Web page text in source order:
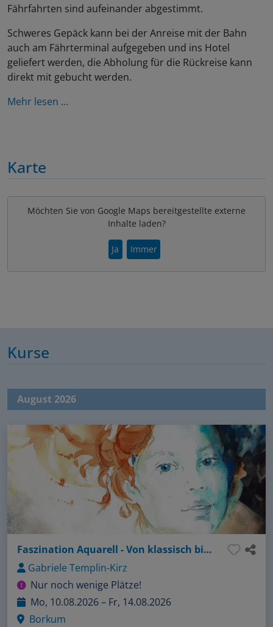
Fährfahrten sind aufeinander abgestimmt.
Schweres Gepäck kann bei der Anreise mit der Bahn
auch am Fährterminal aufgegeben und ins Hotel
geliefert werden, die Abholung für die Rückreise kann
direkt mit gebucht werden.
Mehr lesen ...
Karte
Möchten Sie von Google Maps bereitgestellte externe
Inhalte laden?
Ja Immer
Kurse
August 2026
Faszination Aquarell - Von klassisch bis innovativ
Gabriele Templin-Kirz
Nur noch wenige Plätze!
Mo, 10.08.2026 – Fr, 14.08.2026
Borkum